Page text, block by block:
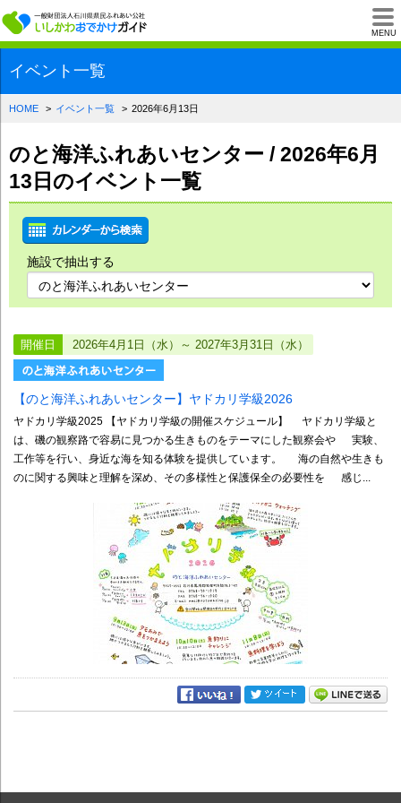
MENU
一般財団法人石川
イベント一覧
HOME イベント一覧 2026年6月13日
のと海洋ふれあいセンター / 2026年6月
13日のイベント一覧
施設で抽出する
開催日 2026年4月1日（水）～ 2027年3月31日（水）
【のと海洋ふれあいセンター】ヤドカリ学級2026
ヤドカリ学級2025 【ヤドカリ学級の開催スケジュール】 ヤドカリ学級と
は、磯の観察路で容易に見つかる生きものをテーマにした観察会や 実験、
工作等を行い、身近な海を知る体験を提供しています。 海の自然や生きも
のに関する興味と理解を深め、その多様性と保護保全の必要性を 感じ...